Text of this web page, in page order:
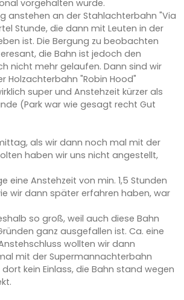
vorgehalten wurde.
anstehen an der Stahlachterbahn "Via
Stunde, die dann mit Leuten in der
ist. Die Bergung zu beobachten
die Bahn ist jedoch den
nicht mehr gelaufen. Dann sind wir
Holzachterbahn "Robin Hood"
super und Anstehzeit kürzer als
(Park war wie gesagt recht Gut
als wir dann noch mal mit der
haben wir uns nicht angestellt,
eine Anstehzeit von min. 1,5 Stunden
wir dann später erfahren haben, war
so groß, weil auch diese Bahn
ganz ausgefallen ist. Ca. eine
wollten wir dann
mit der Supermannachterbahn
kein Einlass, die Bahn stand wegen